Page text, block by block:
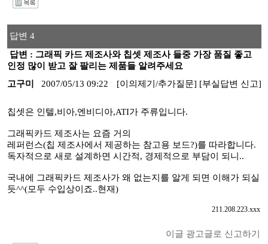
답변 4
답변 : 그래픽 카드 제조사와 칩셋 제조사 들중 가장 품질 좋고
인정 많이 받고 잘 팔리는 제품들 알려주세요
고구미
2007/05/13 09:22 [이의제기/추가질문] [부실답변 신고]
칩셋은 인텔,비아,엔비디아,ATI가 주류입니다.
그래픽카드 제조사는 요즘 거의
레퍼런스(칩 제조사에서 제공하는 참고용 보드?)를 따라합니다.
독자적으로 새로 설계하면 시간적, 경제적으로 부담이 되니..
국내에 그래픽카드 제조사가 왜 없는지를 알게 되면 이해가 되실
듯^^(모두 수입상이죠..현재)
211.208.223.xxx
이글 광고글로 신고하기